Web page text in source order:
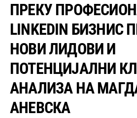
ПРЕКУ
LINKEDIN БИЗНИС
НОВИ ЛИДОВИ И
ПОТЕНЦИЈАЛНИ
АНАЛИЗА НА
АНЕВСКА